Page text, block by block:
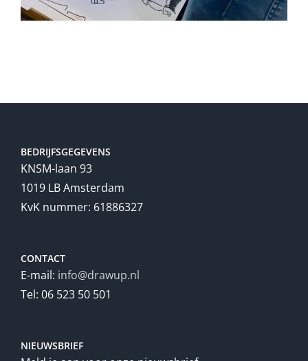
BEDRIJFSGEGEVENS
KNSM-laan 93
1019 LB Amsterdam
KvK nummer: 61886327
CONTACT
E-mail: info@drawup.nl
Tel: 06 523 50 501
NIEUWSBRIEF